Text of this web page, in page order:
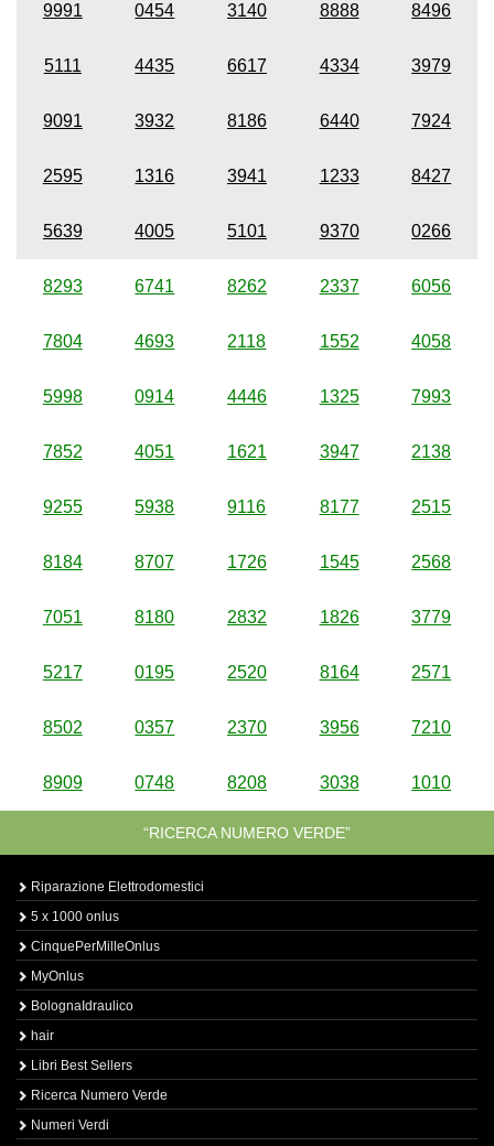
9991 0454 3140 8888 8496
5111 4435 6617 4334 3979
9091 3932 8186 6440 7924
2595 1316 3941 1233 8427
5639 4005 5101 9370 0266
8293 6741 8262 2337 6056
7804 4693 2118 1552 4058
5998 0914 4446 1325 7993
7852 4051 1621 3947 2138
9255 5938 9116 8177 2515
8184 8707 1726 1545 2568
7051 8180 2832 1826 3779
5217 0195 2520 8164 2571
8502 0357 2370 3956 7210
8909 0748 8208 3038 1010
“RICERCA NUMERO VERDE”
Riparazione Elettrodomestici
5 x 1000 onlus
CinquePerMilleOnlus
MyOnlus
BolognaIdraulico
hair
Libri Best Sellers
Ricerca Numero Verde
Numeri Verdi